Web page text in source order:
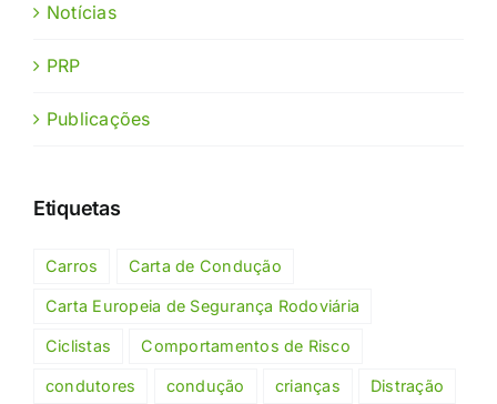
Notícias
PRP
Publicações
Etiquetas
Carros Carta de Condução
Carta Europeia de Segurança Rodoviária
Ciclistas Comportamentos de Risco
condutores condução crianças Distração